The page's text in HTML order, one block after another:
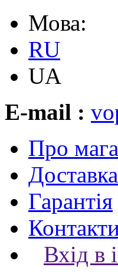
Мова:
RU
UA
E-mail :
Про
Гарантія
Вхід в